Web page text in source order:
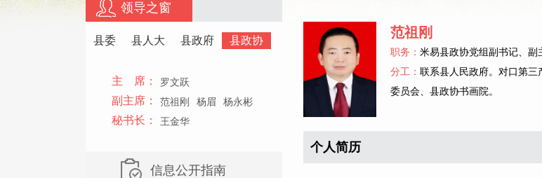
领导之窗
县委 县人大 县政府 县政协
主 席： 罗文跃
副主席： 范祖刚 杨眉 杨永彬
秘书长： 王金华
信息公开指南
范祖刚
职务： 米易县政协党组副书记、副
分工： 联系县人民政府。对口第三
委员会、县政协书画院。
个人简历